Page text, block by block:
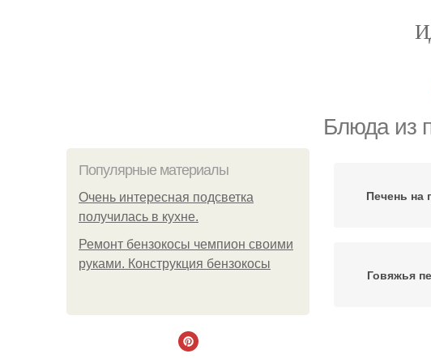
Блюда из
Популярные материалы
Очень интересная подсветка
получилась в кухне.
Ремонт бензокосы чемпион своими
руками. Конструкция бензокосы
Печень на
Говяжья